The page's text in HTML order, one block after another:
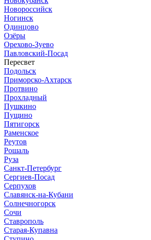
Новороссийск
Ногинск
Одинцово
Озёры
Орехово-Зуево
Павловский-Посад
Пересвет
Подольск
Приморско-Ахтарск
Протвино
Прохладный
Пушкино
Пущино
Пятигорск
Раменское
Реутов
Рошаль
Руза
Санкт-Петербург
Сергиев-Посад
Серпухов
Славянск-на-Кубани
Солнечногорск
Сочи
Ставрополь
Старая-Купавна